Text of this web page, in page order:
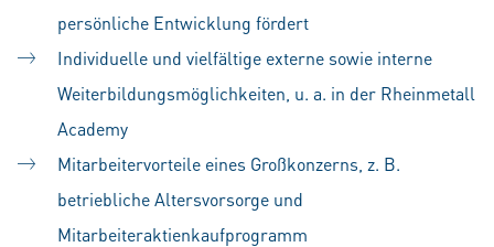
persönliche Entwicklung fördert
Individuelle und vielfältige externe sowie interne
Weiterbildungsmöglichkeiten, u. a. in der Rheinmetall
Academy
Mitarbeitervorteile eines Großkonzerns, z. B.
betriebliche Altersvorsorge und
Mitarbeiteraktienkaufprogramm